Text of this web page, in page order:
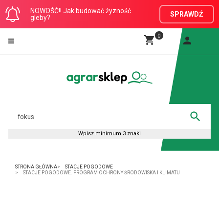
NOWOŚĆ!! Jak budować żyzność
gleby?
SPRAWDŹ
0
STRONA GŁÓWNA
STACJE POGODOWE
STACJE POGODOWE. PROGRAM OCHRONY ŚRODOWISKA I KLIMATU